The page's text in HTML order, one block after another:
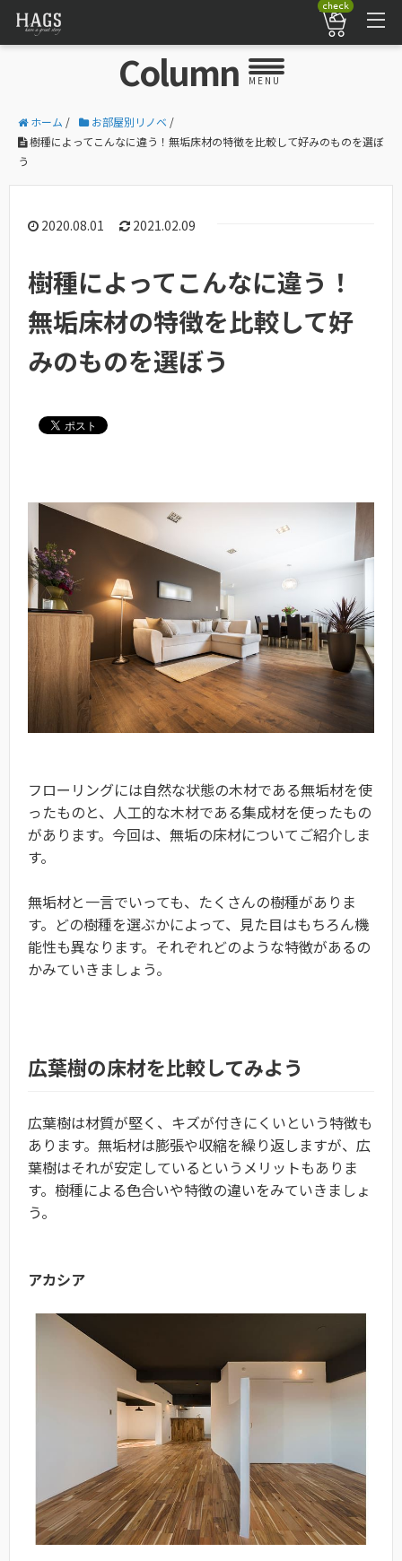
check
Column MENU
ホーム / お部屋別リノベ /
樹種によってこんなに違う！無垢床材の特徴を比較して好みのものを選ぼ
う
2020.08.01 2021.02.09
樹種によってこんなに違う！
無垢床材の特徴を比較して好
みのものを選ぼう
フローリングには自然な状態の木材である無垢材を使
ったものと、人工的な木材である集成材を使ったもの
があります。今回は、無垢の床材についてご紹介しま
す。
無垢材と一言でいっても、たくさんの樹種がありま
す。どの樹種を選ぶかによって、見た目はもちろん機
能性も異なります。それぞれどのような特徴があるの
かみていきましょう。
広葉樹の床材を比較してみよう
広葉樹は材質が堅く、キズが付きにくいという特徴も
あります。無垢材は膨張や収縮を繰り返しますが、広
葉樹はそれが安定しているというメリットもありま
す。樹種による色合いや特徴の違いをみていきましょ
う。
アカシア